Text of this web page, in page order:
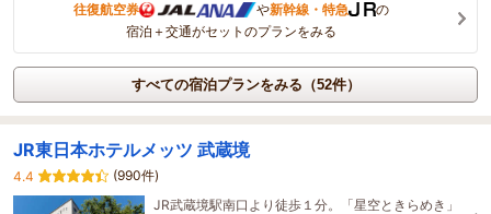
往復航空券 や新幹線・特急
の
宿泊＋交通がセットのプランをみる
すべての宿泊プランをみる（52件）
JR東日本ホテルメッツ 武蔵境
4.4
(990件)
JR武蔵境駅南口より徒歩１分。「星空ときらめき」